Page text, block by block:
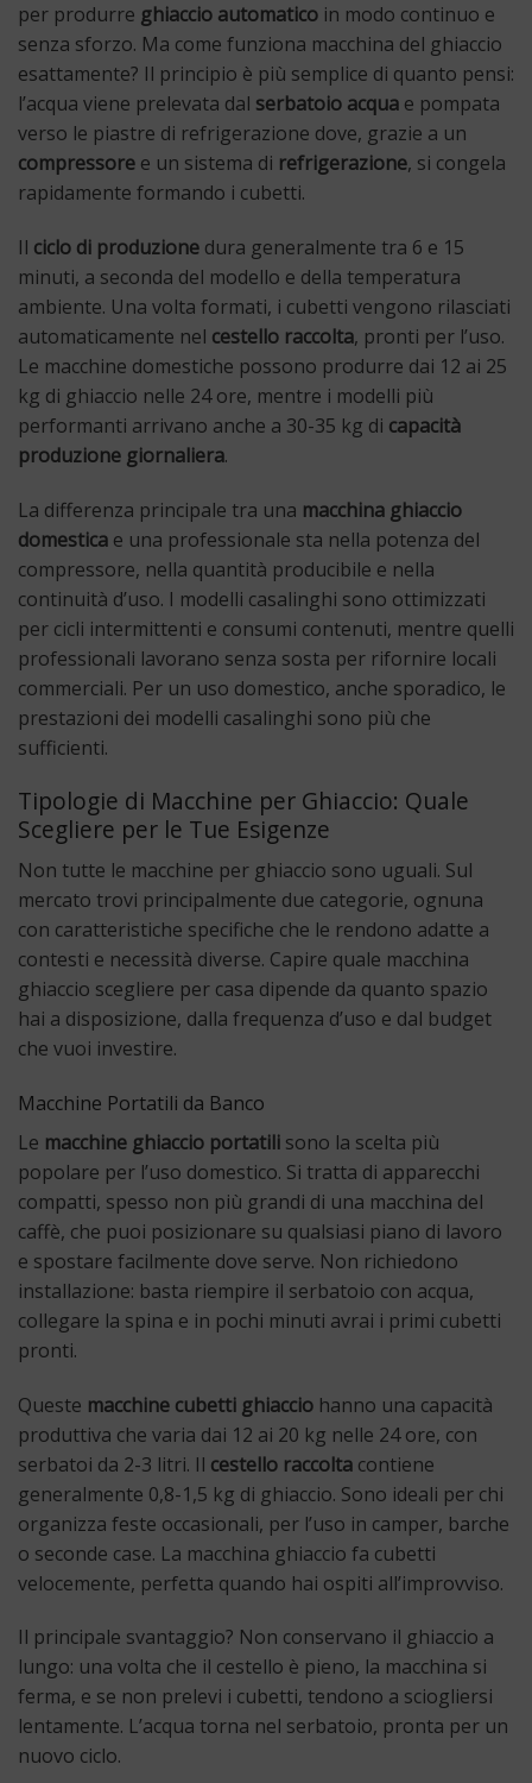
per produrre ghiaccio automatico in modo continuo e
senza sforzo. Ma come funziona macchina del ghiaccio
esattamente? Il principio è più semplice di quanto pensi:
l’acqua viene prelevata dal serbatoio acqua e pompata
verso le piastre di refrigerazione dove, grazie a un
compressore e un sistema di refrigerazione, si congela
rapidamente formando i cubetti.
Il ciclo di produzione dura generalmente tra 6 e 15
minuti, a seconda del modello e della temperatura
ambiente. Una volta formati, i cubetti vengono rilasciati
automaticamente nel cestello raccolta, pronti per l’uso.
Le macchine domestiche possono produrre dai 12 ai 25
kg di ghiaccio nelle 24 ore, mentre i modelli più
performanti arrivano anche a 30-35 kg di capacità
produzione giornaliera.
La differenza principale tra una macchina ghiaccio
domestica e una professionale sta nella potenza del
compressore, nella quantità producibile e nella
continuità d’uso. I modelli casalinghi sono ottimizzati
per cicli intermittenti e consumi contenuti, mentre quelli
professionali lavorano senza sosta per rifornire locali
commerciali. Per un uso domestico, anche sporadico, le
prestazioni dei modelli casalinghi sono più che
sufficienti.
Tipologie di Macchine per Ghiaccio: Quale
Scegliere per le Tue Esigenze
Non tutte le macchine per ghiaccio sono uguali. Sul
mercato trovi principalmente due categorie, ognuna
con caratteristiche specifiche che le rendono adatte a
contesti e necessità diverse. Capire quale macchina
ghiaccio scegliere per casa dipende da quanto spazio
hai a disposizione, dalla frequenza d’uso e dal budget
che vuoi investire.
Macchine Portatili da Banco
Le macchine ghiaccio portatili sono la scelta più
popolare per l’uso domestico. Si tratta di apparecchi
compatti, spesso non più grandi di una macchina del
caffè, che puoi posizionare su qualsiasi piano di lavoro
e spostare facilmente dove serve. Non richiedono
installazione: basta riempire il serbatoio con acqua,
collegare la spina e in pochi minuti avrai i primi cubetti
pronti.
Queste macchine cubetti ghiaccio hanno una capacità
produttiva che varia dai 12 ai 20 kg nelle 24 ore, con
serbatoi da 2-3 litri. Il cestello raccolta contiene
generalmente 0,8-1,5 kg di ghiaccio. Sono ideali per chi
organizza feste occasionali, per l’uso in camper, barche
o seconde case. La macchina ghiaccio fa cubetti
velocemente, perfetta quando hai ospiti all’improvviso.
Il principale svantaggio? Non conservano il ghiaccio a
lungo: una volta che il cestello è pieno, la macchina si
ferma, e se non prelevi i cubetti, tendono a sciogliersi
lentamente. L’acqua torna nel serbatoio, pronta per un
nuovo ciclo.